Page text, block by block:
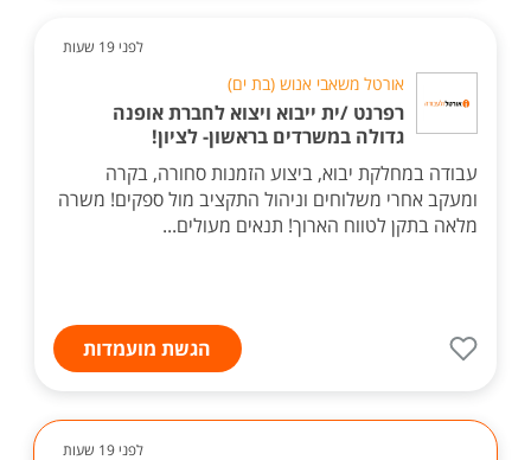
לפני 19 שעות
אורטל משאבי אנוש (בת ים)
רפרנט /ית ייבוא ויצוא לחברת אופנה
גדולה במשרדים בראשון- לציון!
עבודה במחלקת יבוא, ביצוע הזמנות סחורה, בקרה
ומעקב אחרי משלוחים וניהול התקציב מול ספקים! משרה
מלאה בתקן לטווח הארוך! תנאים מעולים...
הגשת מועמדות
לפני 19 שעות